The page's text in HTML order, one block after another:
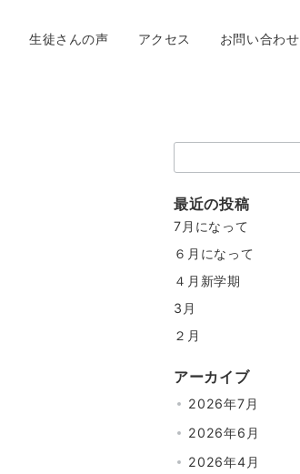
生徒さんの声 アクセス お問い合わせ
索：
最近の投稿
7月になって
６月になって
４月新学期
3月
２月
アーカイブ
2026年7月
2026年6月
2026年4月